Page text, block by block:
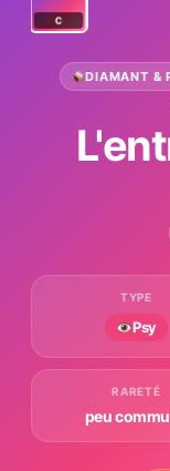
C
DIAMANT &
TYPE
Psy
RARETÉ
peu